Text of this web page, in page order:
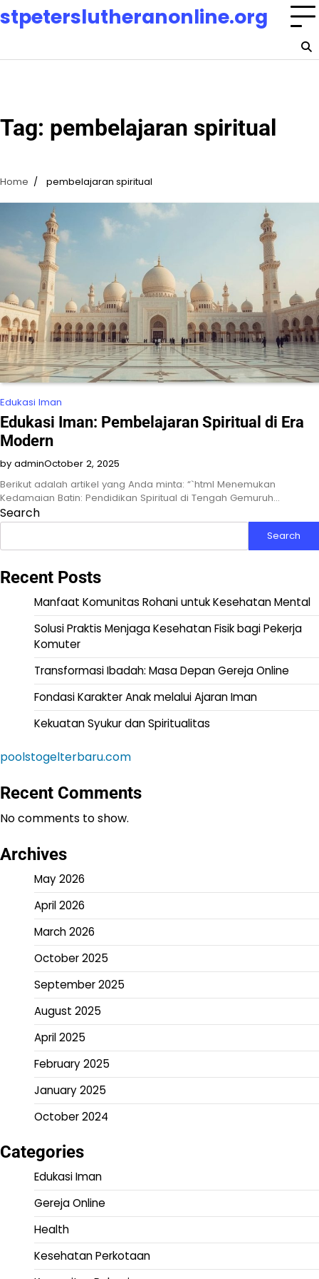
Skip
to
stpeterslutheranonline.org
Tag: pembelajaran spiritual
Home pembelajaran spiritual
Edukasi Iman
Edukasi Iman: Pembelajaran Spiritual di Era
Modern
by adminOctober 2, 2025
Berikut adalah artikel yang Anda minta: “`html Menemukan
Kedamaian Batin: Pendidikan Spiritual di Tengah Gemuruh…
Search
Search
Recent Posts
Manfaat Komunitas Rohani untuk Kesehatan Mental
Solusi Praktis Menjaga Kesehatan Fisik bagi Pekerja
Komuter
Transformasi Ibadah: Masa Depan Gereja Online
Fondasi Karakter Anak melalui Ajaran Iman
Kekuatan Syukur dan Spiritualitas
poolstogelterbaru.com
Recent Comments
No comments to show.
Archives
May 2026
April 2026
March 2026
October 2025
September 2025
August 2025
April 2025
February 2025
January 2025
October 2024
Categories
Edukasi Iman
Gereja Online
Health
Kesehatan Perkotaan